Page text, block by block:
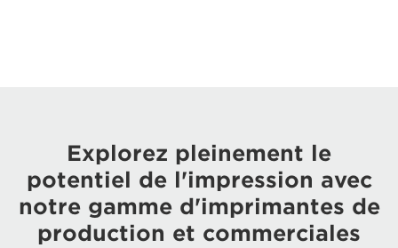
Explorez pleinement le
potentiel de l'impression avec
notre gamme d'imprimantes de
production et commerciales